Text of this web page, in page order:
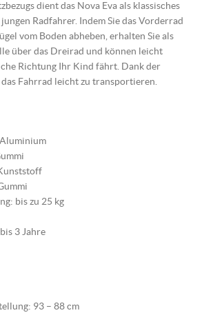
dient das Nova Eva als klassisches
Radfahrer. Indem Sie das Vorderrad
vom Boden abheben, erhalten Sie als
über das Dreirad und können leicht
Richtung Ihr Kind fährt. Dank der
Fahrrad leicht zu transportieren.
bis zu 25 kg
3 Jahre
93 – 88 cm